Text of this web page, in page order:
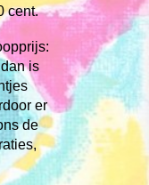
cent.
is
er
de